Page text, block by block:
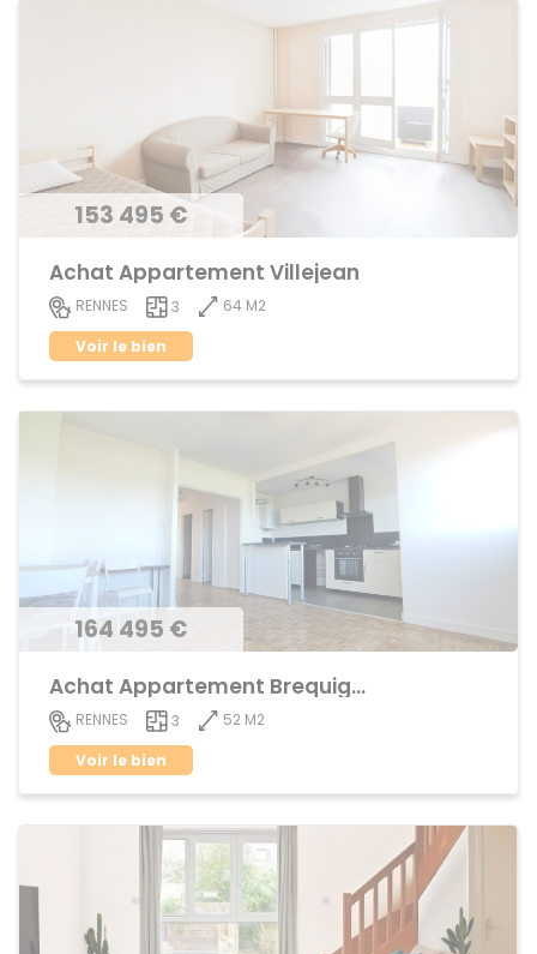
153 495 €
Achat Appartement Villejean
RENNES 3
64 M2
Voir le bien
164 495 €
Achat Appartement Brequigny
RENNES 3
52 M2
Voir le bien